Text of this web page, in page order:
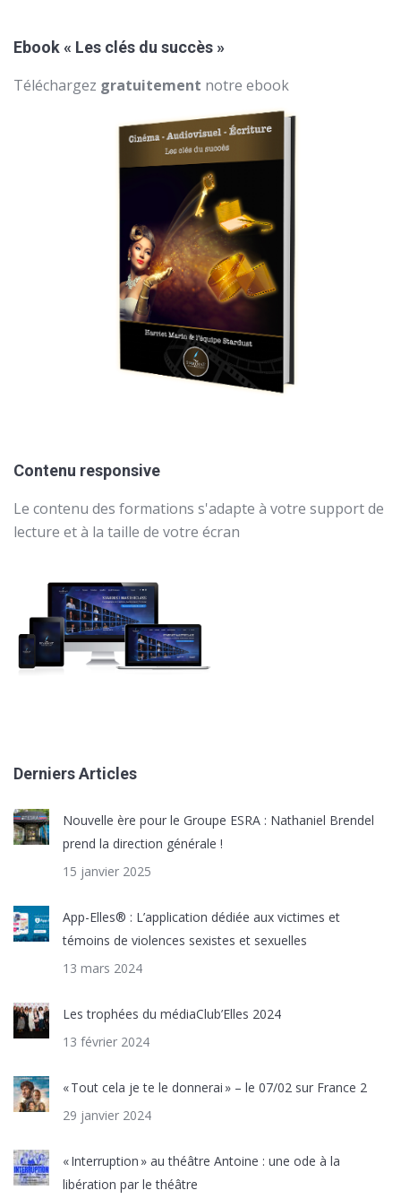
Ebook « Les clés du succès »
Téléchargez gratuitement notre ebook
Contenu responsive
Le contenu des formations s'adapte à votre support de
lecture et à la taille de votre écran
Derniers Articles
Nouvelle ère pour le Groupe ESRA : Nathaniel Brendel
prend la direction générale !
15 janvier 2025
App-Elles® : L’application dédiée aux victimes et
témoins de violences sexistes et sexuelles
13 mars 2024
Les trophées du médiaClub’Elles 2024
13 février 2024
« Tout cela je te le donnerai » – le 07/02 sur France 2
29 janvier 2024
« Interruption » au théâtre Antoine : une ode à la
libération par le théâtre